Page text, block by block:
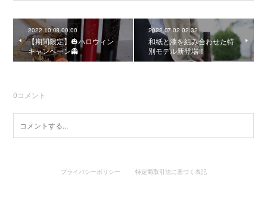
2022.10.08 00:00
【期間限定】🎃ハロウィン
キャンペーン👻
2022.07.02 02:32
和紙と漆を組み合わせた特
別モデル新登場！
0コメント
プライバシーポリシー 特定商取引法に基づく表記